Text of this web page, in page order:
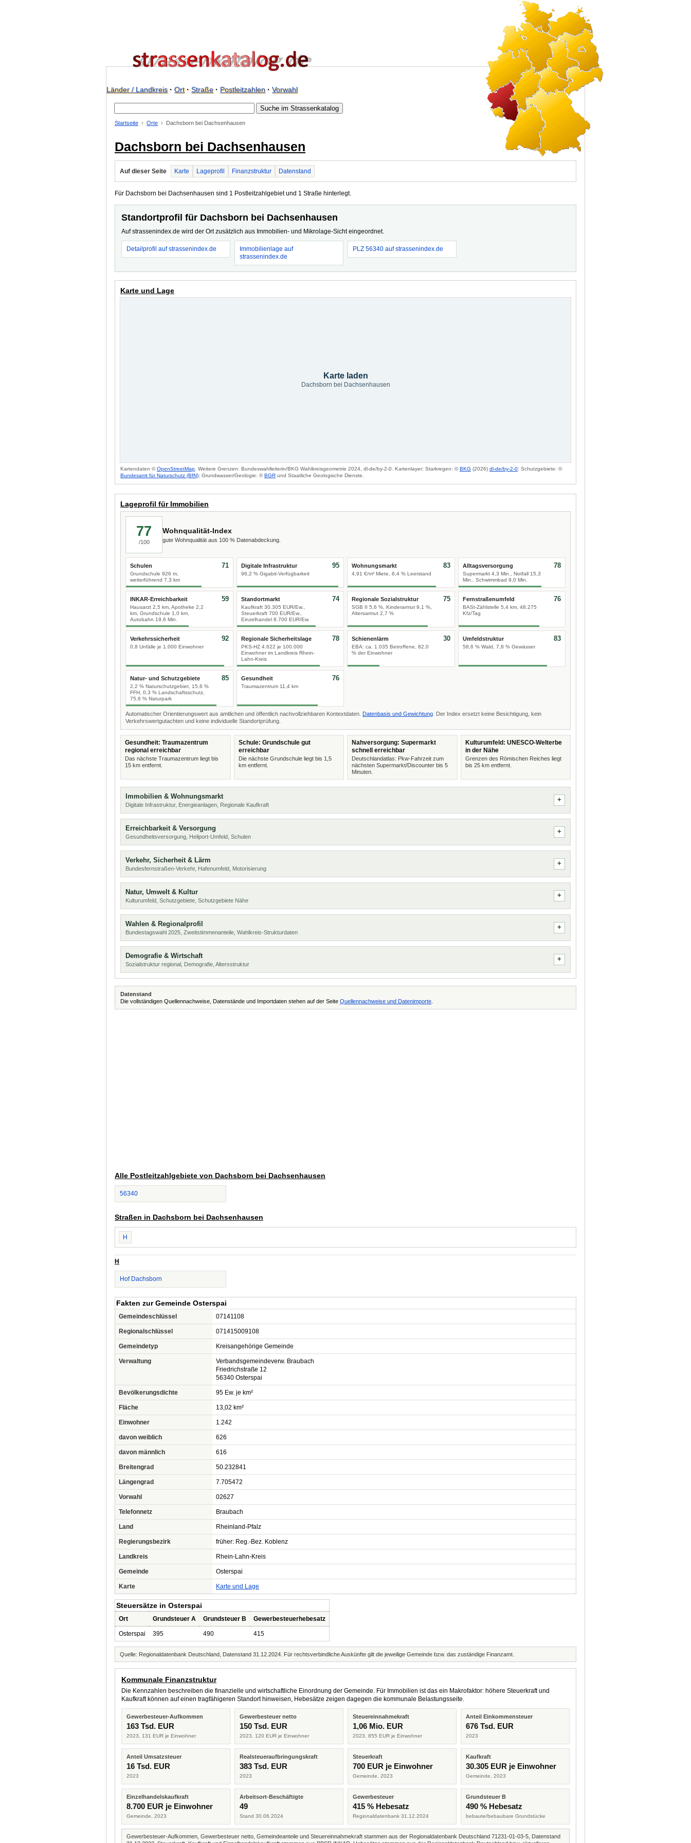
Länder / Landkreis· Ort· Straße· Postleitzahlen· Vorwahl
Startseite Orte Dachsborn bei Dachsenhausen
Dachsborn bei Dachsenhausen
Auf dieser Seite Karte Lageprofil Finanzstruktur Datenstand
Für Dachsborn bei Dachsenhausen sind 1 Postleitzahlgebiet und 1 Straße hinterlegt.
Standortprofil für Dachsborn bei Dachsenhausen
Auf strassenindex.de wird der Ort zusätzlich aus Immobilien- und Mikrolage-Sicht eingeordnet.
Detailprofil auf strassenindex.de
Immobilienlage auf
strassenindex.de
PLZ 56340 auf strassenindex.de
Karte und Lage
Karte laden
Dachsborn bei Dachsenhausen
Kartendaten ©OpenStreetMap . Weitere Grenzen: Bundeswahlleiterin/BKG Wahlkreisgeometrie 2024, dl-de/by-2-0. Kartenlayer: Starkregen: ©BKG (2026) dl-de/by-2-0; Schutzgebiete: ©
Bundesamt für Naturschutz (BfN); Grundwasser/Geologie: ©BGR und Staatliche Geologische Dienste.
Lageprofil für Immobilien
77
/100
Wohnqualität-Index
gute Wohnqualität aus 100 % Datenabdeckung.
Schulen
Grundschule 926 m,
weiterführend 7,3 km
71 Digitale Infrastruktur
96,2 % Gigabit-Verfügbarkeit
95 Wohnungsmarkt
4,91 €/m² Miete, 6,4 % Leerstand
83 Alltagsversorgung
Supermarkt 4,3 Min., Notfall 15,3
Min., Schwimmbad 9,0 Min.
78
INKAR-Erreichbarkeit
Hausarzt 2,5 km, Apotheke 2,2
km, Grundschule 1,0 km,
Autobahn 19,6 Min.
59 Standortmarkt
Kaufkraft 30.305 EUR/Ew.,
Steuerkraft 700 EUR/Ew.,
Einzelhandel 8.700 EUR/Ew.
74 Regionale Sozialstruktur
SGB II 5,6 %, Kinderarmut 9,1 %,
Altersarmut 2,7 %
75 Fernstraßenumfeld
BASt-Zählstelle 5,4 km, 48.275
Kfz/Tag
76
Verkehrssicherheit
0,8 Unfälle je 1.000 Einwohner
92 Regionale Sicherheitslage
PKS-HZ 4.622 je 100.000
Einwohner im Landkreis Rhein-
Lahn-Kreis
78 Schienenlärm
EBA: ca. 1.035 Betroffene, 82,0
% der Einwohner
30 Umfeldstruktur
58,6 % Wald, 7,8 % Gewässer
83
Natur- und Schutzgebiete
2,2 % Naturschutzgebiet, 15,6 %
FFH, 0,3 % Landschaftsschutz,
75,6 % Naturpark
85 Gesundheit
Traumazentrum 11,4 km
76
Automatischer Orientierungswert aus amtlichen und öffentlich nachvollziehbaren Kontextdaten. Datenbasis und Gewichtung . Der Index ersetzt keine Besichtigung, kein
Verkehrswertgutachten und keine individuelle Standortprüfung.
Gesundheit: Traumazentrum
regional erreichbar
Das nächste Traumazentrum liegt bis
15 km entfernt.
Schule: Grundschule gut
erreichbar
Die nächste Grundschule liegt bis 1,5
km entfernt.
Nahversorgung: Supermarkt
schnell erreichbar
Deutschlandatlas: Pkw-Fahrzeit zum
nächsten Supermarkt/Discounter bis 5
Minuten.
Kulturumfeld: UNESCO-Welterbe
in der Nähe
Grenzen des Römischen Reiches liegt
bis 25 km entfernt.
Immobilien & Wohnungsmarkt
Digitale Infrastruktur, Energieanlagen, Regionale Kaufkraft
Erreichbarkeit & Versorgung
Gesundheitsversorgung, Heliport-Umfeld, Schulen
Verkehr, Sicherheit & Lärm
Bundesfernstraßen-Verkehr, Hafenumfeld, Motorisierung
Natur, Umwelt & Kultur
Kulturumfeld, Schutzgebiete, Schutzgebiete Nähe
Wahlen & Regionalprofil
Bundestagswahl 2025, Zweitstimmenanteile, Wahlkreis-Strukturdaten
Demografie & Wirtschaft
Sozialstruktur regional, Demografie, Altersstruktur
Datenstand
Die vollständigen Quellennachweise, Datenstände und Importdaten stehen auf der Seite Quellennachweise und Datenimporte
Alle Postleitzahlgebiete von Dachsborn bei Dachsenhausen
56340
Straßen in Dachsborn bei Dachsenhausen
H
H
Hof Dachsborn
Fakten zur Gemeinde Osterspai
Gemeindeschlüssel 07141108
Regionalschlüssel 071415009108
Gemeindetyp Kreisangehörige Gemeinde
Verwaltung
Verbandsgemeindeverw. Braubach
Friedrichstraße 12
56340 Osterspai
Bevölkerungsdichte 95 Ew. je km²
Fläche 13,02 km²
Einwohner 1.242
davon weiblich 626
davon männlich 616
Breitengrad 50.232841
Längengrad 7.705472
Vorwahl 02627
Telefonnetz Braubach
Land Rheinland-Pfalz
Regierungsbezirk früher: Reg.-Bez. Koblenz
Landkreis Rhein-Lahn-Kreis
Gemeinde Osterspai
Karte Karte und Lage
Steuersätze in Osterspai
Ort Grundsteuer A Grundsteuer B Gewerbesteuerhebesatz
Osterspai 395 490 415
Quelle: Regionaldatenbank Deutschland, Datenstand 31.12.2024. Für rechtsverbindliche Auskünfte gilt die jeweilige Gemeinde bzw. das zuständige Finanzamt.
Kommunale Finanzstruktur
Die Kennzahlen beschreiben die finanzielle und wirtschaftliche Einordnung der Gemeinde. Für Immobilien ist das ein Makrofaktor: höhere Steuerkraft und
Kaufkraft können auf einen tragfähigeren Standort hinweisen, Hebesätze zeigen dagegen die kommunale Belastungsseite.
Gewerbesteuer-Aufkommen
163 Tsd. EUR
2023, 131 EUR je Einwohner
Gewerbesteuer netto
150 Tsd. EUR
2023, 120 EUR je Einwohner
Steuereinnahmekraft
1,06 Mio. EUR
2023, 855 EUR je Einwohner
Anteil Einkommensteuer
676 Tsd. EUR
2023
Anteil Umsatzsteuer
16 Tsd. EUR
2023
Realsteueraufbringungskraft
383 Tsd. EUR
2023
Steuerkraft
700 EUR je Einwohner
Gemeinde, 2023
Kaufkraft
30.305 EUR je Einwohner
Gemeinde, 2023
Einzelhandelskaufkraft
8.700 EUR je Einwohner
Gemeinde, 2023
Arbeitsort-Beschäftigte
49
Stand 30.06.2024
Gewerbesteuer
415 % Hebesatz
Regionaldatenbank 31.12.2024
Grundsteuer B
490 % Hebesatz
bebaute/bebaubare Grundstücke
Gewerbesteuer-Aufkommen, Gewerbesteuer netto, Gemeindeanteile und Steuereinnahmekraft stammen aus der Regionaldatenbank Deutschland 71231-01-03-5, Datenstand